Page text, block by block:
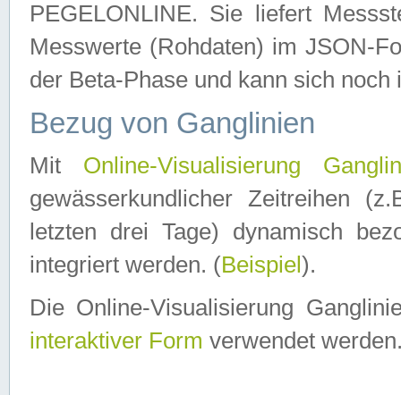
PEGELONLINE. Sie liefert
Messwerte (Rohdaten) im JSON-
der Beta-Phase und kann sich noch
Bezug von Ganglinien
Mit Online-Visualisierung
gewässerkundlicher Zeitreihen
letzten drei Tage) dynamisch
integriert werden. (Beispiel ).
Die Online-Visualisierung
interaktiver Form verwendet